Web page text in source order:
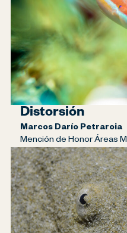
Distorsión
Marcos Darío Petraroia
Mención de Honor Áreas